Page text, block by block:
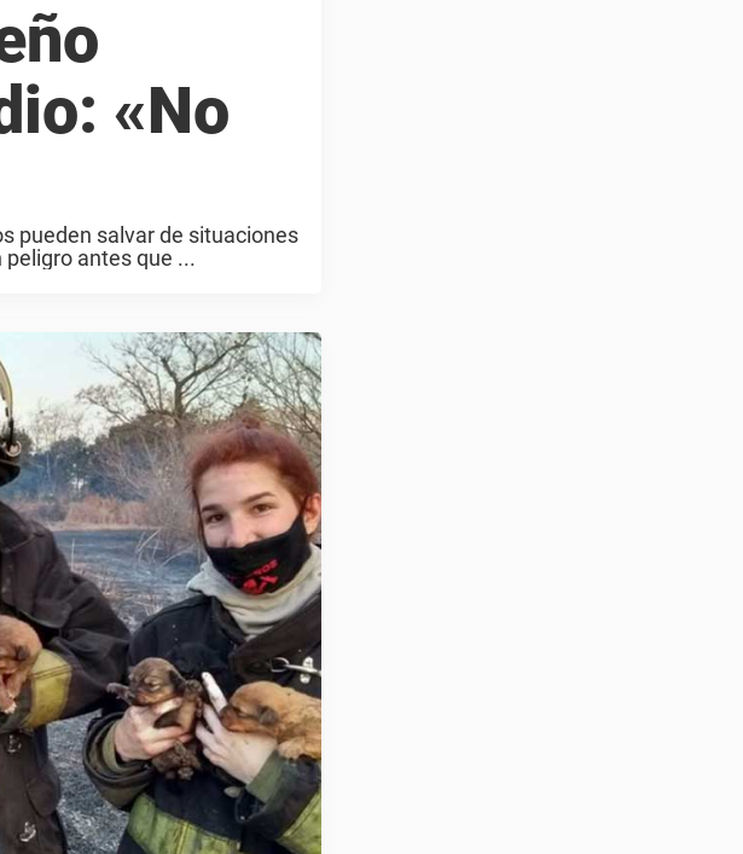
«No
pueden salvar de situaciones
antes que ...